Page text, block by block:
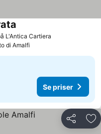
L'Antica Cartiera
di Amalfi
Se priser
Dela